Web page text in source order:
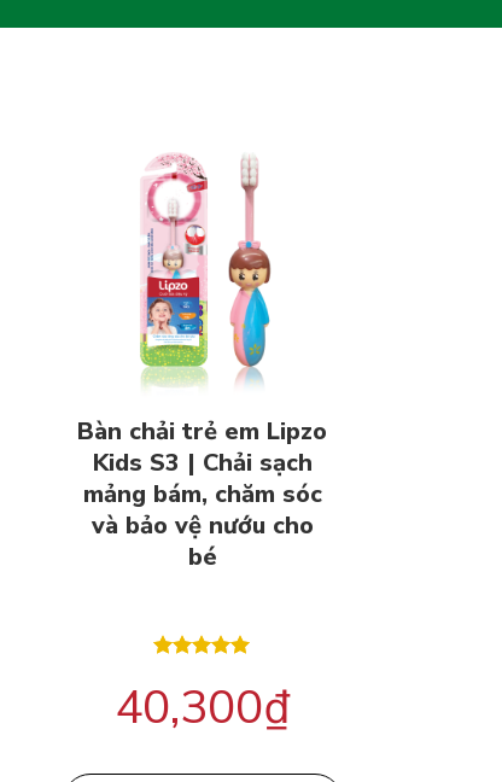
Bàn chải trẻ em Lipzo
Kids S3 | Chải sạch
mảng bám, chăm sóc
và bảo vệ nướu cho
bé
hạng5.00
5 sao
40,300₫